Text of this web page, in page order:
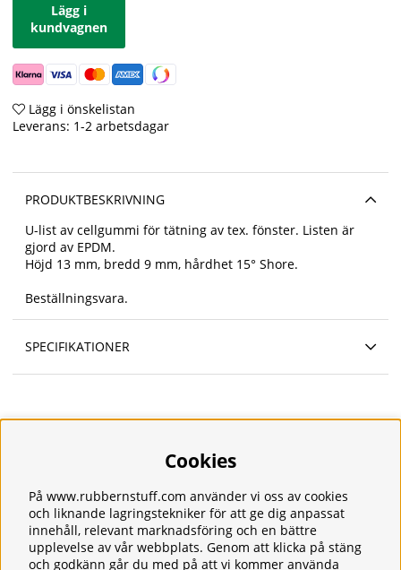
Lägg i
kundvagnen
Lägg i önskelistan
Leverans: 1-2 arbetsdagar
PRODUKTBESKRIVNING
U-list av cellgummi för tätning av tex. fönster. Listen är
gjord av EPDM.
Höjd 13 mm, bredd 9 mm, hårdhet 15° Shore.
Beställningsvara.
SPECIFIKATIONER
Frakt
Integritetspolicy
Kontakt
Kundservice
Om oss
Cookies
På www.rubbernstuff.com använder vi oss av cookies
och liknande lagringstekniker för att ge dig anpassat
innehåll, relevant marknadsföring och en bättre
upplevelse av vår webbplats. Genom att klicka på stäng
och godkänn går du med på att vi kommer använda